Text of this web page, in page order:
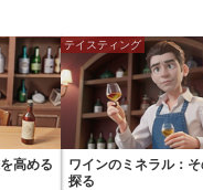
高める
テイスティング
ワインのミネラル：
探る